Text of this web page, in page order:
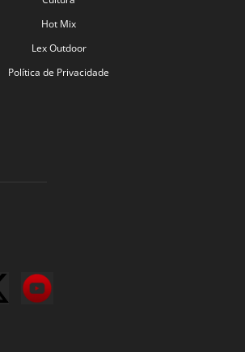
Hot Mix
Lex Outdoor
Política de Privacidade